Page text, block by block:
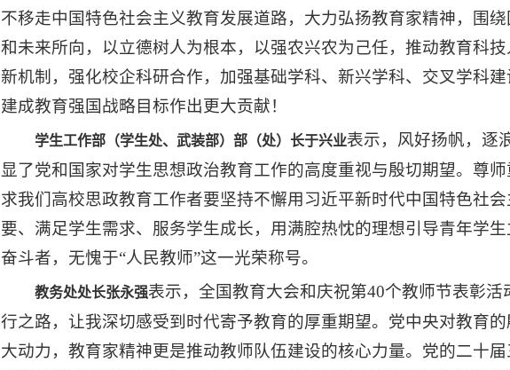
不移走中国特色社会主义教育发展道路，大力弘扬教育家精神，围
和未来所向，以立德树人为根本，以强农兴农为己任，推动教育科
新机制，强化校企科研合作，加强基础学科、新兴学科、交叉学科
建成教育强国战略目标作出更大贡献！
学生工作部（学生处、武装部）部（处）长于兴业表示，风好扬帆，逐
显了党和国家对学生思想政治教育工作的高度重视与殷切期望。尊
求我们高校思政教育工作者要坚持不懈用习近平新时代中国特色社
要、满足学生需求、服务学生成长，用满腔热忱的理想引导青年学
奋斗者，无愧于“人民教师”这一光荣称号。
教务处处长张永强表示，全国教育大会和庆祝第40个教师节表彰
行之路，让我深切感受到时代寄予教育的厚重期望。党中央对教育
大动力，教育家精神更是推动教师队伍建设的核心力量。党的二十